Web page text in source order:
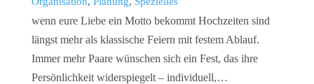
wenn eure Liebe ein Motto bekommt Hochzeiten sind
längst mehr als klassische Feiern mit festem Ablauf.
Immer mehr Paare wünschen sich ein Fest, das ihre
Persönlichkeit widerspiegelt – individuell,…